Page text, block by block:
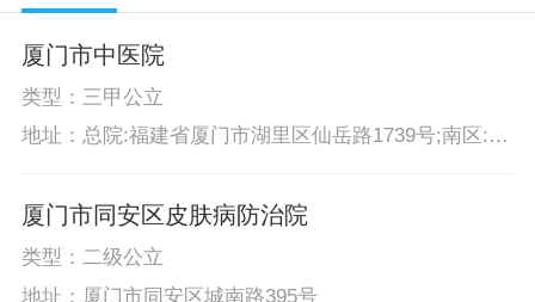
厦门市中医院
类型：三甲公立
地址：总院:福建省厦门市湖里区仙岳路1739号;南区:福
厦门市同安区皮肤病防治院
类型：二级公立
地址：厦门市同安区城南路395号